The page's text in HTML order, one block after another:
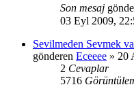
Son mesaj
03 Eyl 2009,
Sevilmeden Sevmek
gönderen Eceeee » 20
2 Cevaplar
5716